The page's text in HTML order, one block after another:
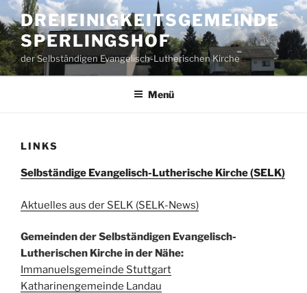
Zum
Inhalt
springen
DREIEINIGKEITSGEMEINDE
SPERLINGSHOF
der Selbständigen Evangelisch-Lutherischen Kirche
Menü
LINKS
Selbständige Evangelisch-Lutherische Kirche (SELK)
Aktuelles aus der SELK (SELK-News)
Gemeinden der Selbständigen Evangelisch-
Lutherischen Kirche in der Nähe:
Immanuelsgemeinde Stuttgart
Katharinengemeinde Landau